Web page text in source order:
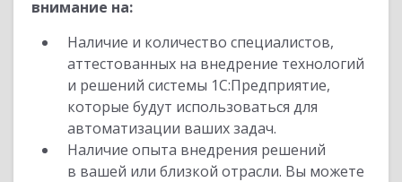
внимание на:
Наличие и количество специалистов,
аттестованных на внедрение технологий
и решений системы 1С:Предприятие,
которые будут использоваться для
автоматизации ваших задач.
Наличие опыта внедрения решений
в вашей или близкой отрасли. Вы можете